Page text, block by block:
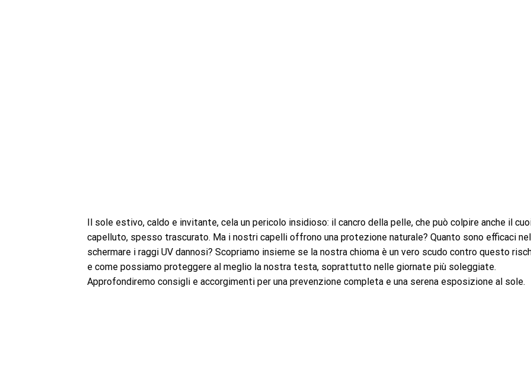
Il sole estivo, caldo e invitante, cela un pericolo insidioso: il cancro della pelle, che può colpire anche il
capelluto, spesso trascurato. Ma i nostri capelli offrono una protezione naturale? Quanto sono efficaci nel
schermare i raggi UV dannosi? Scopriamo insieme se la nostra chioma è un vero scudo contro questo
e come possiamo proteggere al meglio la nostra testa, soprattutto nelle giornate più soleggiate.
Approfondiremo consigli e accorgimenti per una prevenzione completa e una serena esposizione al sole.